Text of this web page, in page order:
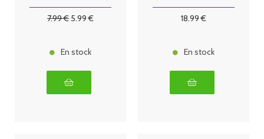
7.99€ 5.99 €
En stock
18.99 €
En stock